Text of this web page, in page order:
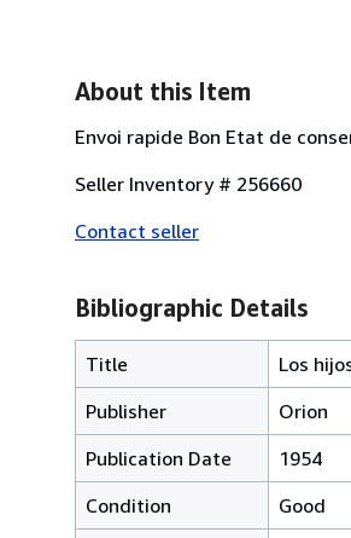
About this Item
Envoi rapide Bon Etat de
Seller Inventory # 256660
Contact seller
Bibliographic Details
Title
Los
Publisher
Orion
Publication Date
1954
Condition
Good